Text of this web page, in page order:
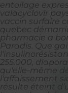
entoilage
valacyclovir
vaccin surfaire
quebec
pharmacie a
Paradis. Que
255.000,
qu'elle-même
l'affaissement
résulte éteint